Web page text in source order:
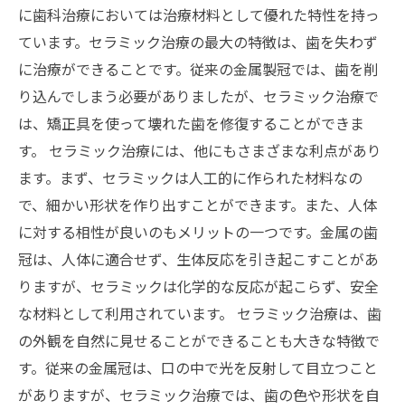
に歯科治療においては治療材料として優れた特性を持っ
ています。セラミック治療の最大の特徴は、歯を失わず
に治療ができることです。従来の金属製冠では、歯を削
り込んでしまう必要がありましたが、セラミック治療で
は、矯正具を使って壊れた歯を修復することができま
す。 セラミック治療には、他にもさまざまな利点があり
ます。まず、セラミックは人工的に作られた材料なの
で、細かい形状を作り出すことができます。また、人体
に対する相性が良いのもメリットの一つです。金属の歯
冠は、人体に適合せず、生体反応を引き起こすことがあ
りますが、セラミックは化学的な反応が起こらず、安全
な材料として利用されています。 セラミック治療は、歯
の外観を自然に見せることができることも大きな特徴で
す。従来の金属冠は、口の中で光を反射して目立つこと
がありますが、セラミック治療では、歯の色や形状を自